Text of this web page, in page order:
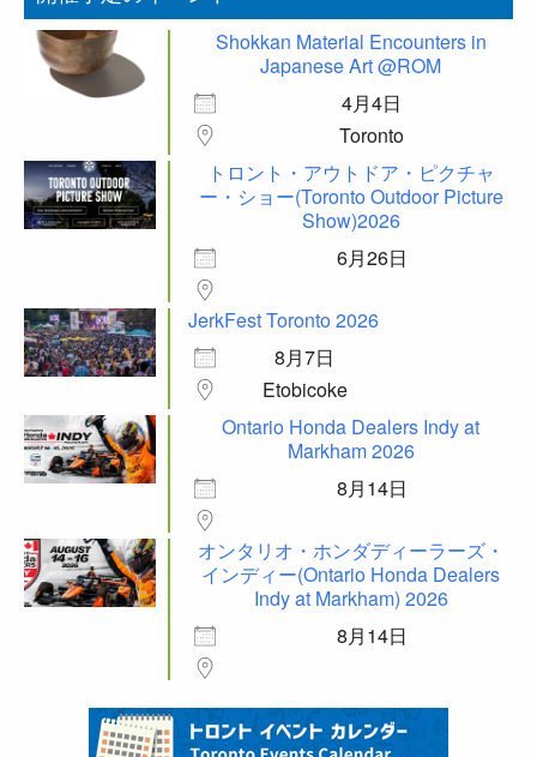
Shokkan Material Encounters in
Japanese Art @ROM
4月4日
Toronto
トロント・アウトドア・ピクチャ
ー・ショー(Toronto Outdoor Picture
Show)2026
6月26日
JerkFest Toronto 2026
8月7日
Etobicoke
Ontario Honda Dealers Indy at
Markham 2026
8月14日
オンタリオ・ホンダディーラーズ・
インディー(Ontario Honda Dealers
Indy at Markham) 2026
8月14日